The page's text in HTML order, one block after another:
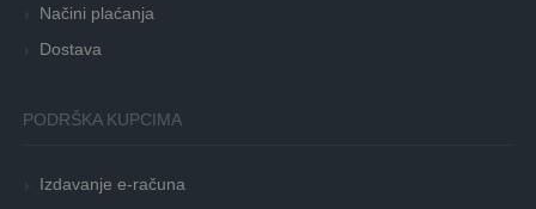
Načini plaćanja
Dostava
PODRŠKA KUPCIMA
Izdavanje e-računa